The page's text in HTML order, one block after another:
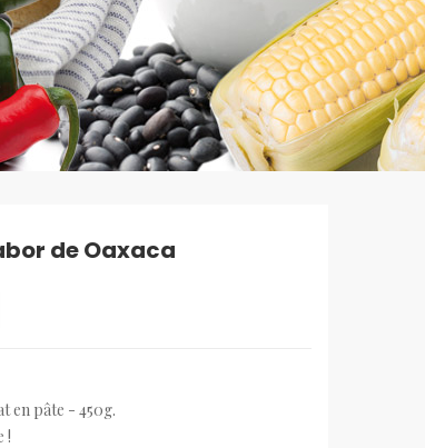
de Oaxaca
en pâte - 450g.
!